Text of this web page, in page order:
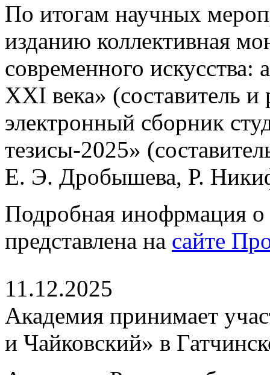
По итогам научных
изданию коллективная
современного искусства:
XXI века» (составитель
электронный сборник
тезисы-2025»
Е. Э. Дробышева, Р.
Подробная инофрмация
представлена на сайте
11.12.2025
Академия принимает
и Чайковский» в